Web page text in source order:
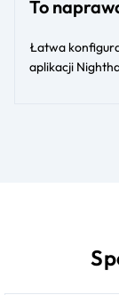
To
Łatwa
aplikacji